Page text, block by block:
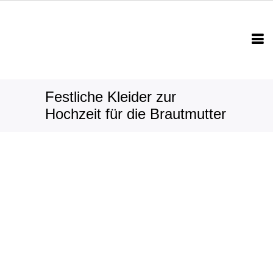
Festliche Kleider zur
Hochzeit für die Brautmutter